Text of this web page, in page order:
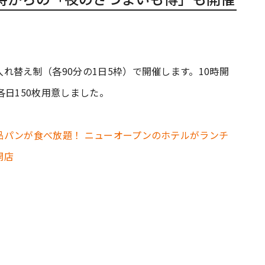
替え制（各90分の1日5枠）で開催します。10時開
150枚用意しました。
ンが食べ放題！ ニューオープンのホテルがランチ
店